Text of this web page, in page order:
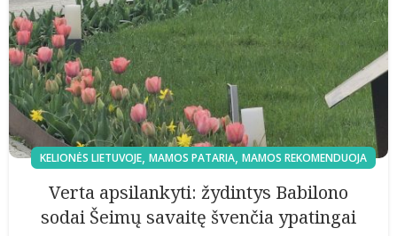
KELIONĖS LIETUVOJE, MAMOS PATARIA, MAMOS REKOMENDUOJA
Verta apsilankyti: žydintys Babilono
sodai Šeimų savaitę švenčia ypatingai